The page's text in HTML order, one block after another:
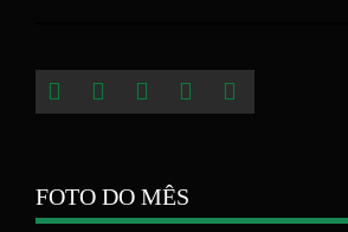
FOTO DO MÊS